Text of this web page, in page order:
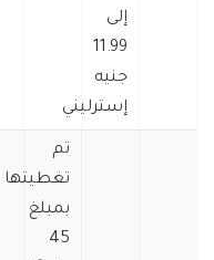
إلى
11.99
جنيه
إسترليني
تم
تغطيتها
بمبلغ
45